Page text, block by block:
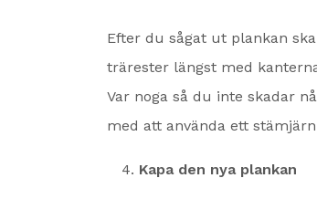
Efter du sågat ut plankan
trärester längst med
Var noga så du inte skadar
med att använda ett
Kapa den nya plankan